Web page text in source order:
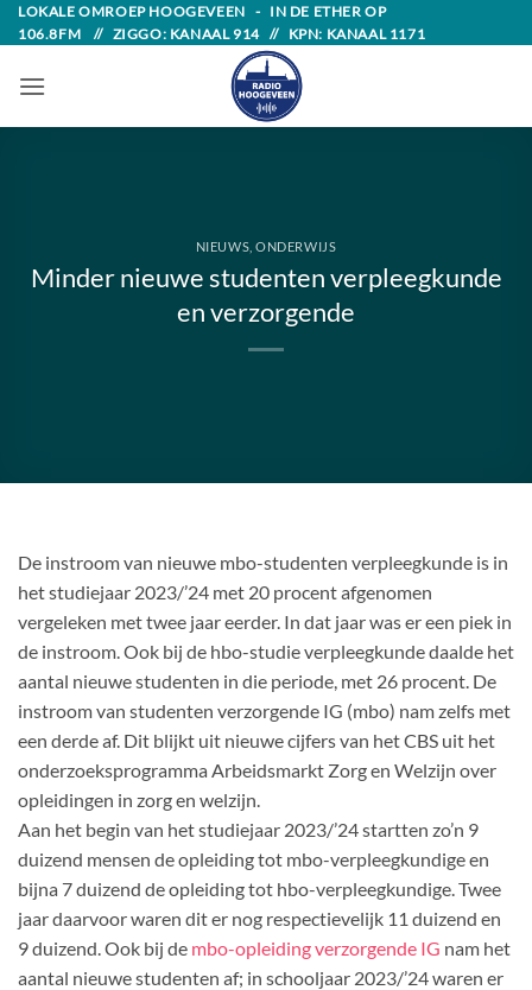
Skip
to
content
LOKALE OMROEP HOOGEVEEN - IN DE ETHER OP
106.8FM // ZIGGO: KANAAL 914 // KPN: KANAAL 1171
NIEUWS ,ONDERWIJS
Minder nieuwe studenten verpleegkunde
en verzorgende
De instroom van nieuwe mbo-studenten verpleegkunde is in
het studiejaar 2023/’24 met 20 procent afgenomen
vergeleken met twee jaar eerder. In dat jaar was er een piek in
de instroom. Ook bij de hbo-studie verpleegkunde daalde het
aantal nieuwe studenten in die periode, met 26 procent. De
instroom van studenten verzorgende IG (mbo) nam zelfs met
een derde af. Dit blijkt uit nieuwe cijfers van het CBS uit het
onderzoeksprogramma Arbeidsmarkt Zorg en Welzijn over
opleidingen in zorg en welzijn.
Aan het begin van het studiejaar 2023/’24 startten zo’n 9
duizend mensen de opleiding tot mbo-verpleegkundige en
bijna 7 duizend de opleiding tot hbo-verpleegkundige. Twee
jaar daarvoor waren dit er nog respectievelijk 11 duizend en
9 duizend. Ook bij de mbo-opleiding verzorgende IG nam het
aantal nieuwe studenten af; in schooljaar 2023/’24 waren er